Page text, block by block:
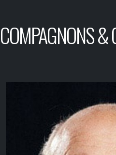
COMPAGNONS &